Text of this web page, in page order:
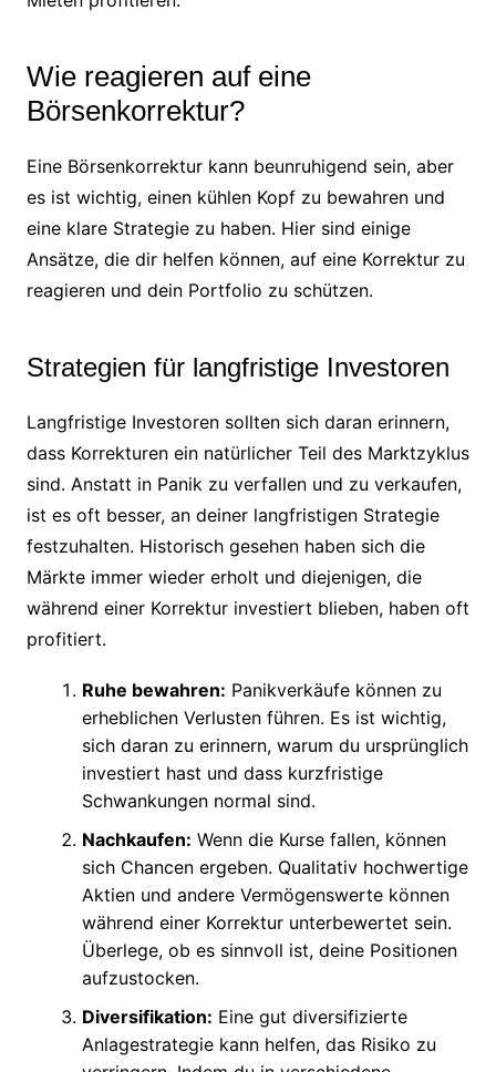
Wie reagieren auf eine
Börsenkorrektur?
Eine Börsenkorrektur kann beunruhigend sein, aber
es ist wichtig, einen kühlen Kopf zu bewahren und
eine klare Strategie zu haben. Hier sind einige
Ansätze, die dir helfen können, auf eine Korrektur zu
reagieren und dein Portfolio zu schützen.
Strategien für langfristige Investoren
Langfristige Investoren sollten sich daran erinnern,
dass Korrekturen ein natürlicher Teil des Marktzyklus
sind. Anstatt in Panik zu verfallen und zu verkaufen,
ist es oft besser, an deiner langfristigen Strategie
festzuhalten. Historisch gesehen haben sich die
Märkte immer wieder erholt und diejenigen, die
während einer Korrektur investiert blieben, haben oft
profitiert.
Ruhe bewahren: Panikverkäufe können zu
erheblichen Verlusten führen. Es ist wichtig,
sich daran zu erinnern, warum du ursprünglich
investiert hast und dass kurzfristige
Schwankungen normal sind.
Nachkaufen: Wenn die Kurse fallen, können
sich Chancen ergeben. Qualitativ hochwertige
Aktien und andere Vermögenswerte können
während einer Korrektur unterbewertet sein.
Überlege, ob es sinnvoll ist, deine Positionen
aufzustocken.
Diversifikation: Eine gut diversifizierte
Anlagestrategie kann helfen, das Risiko zu